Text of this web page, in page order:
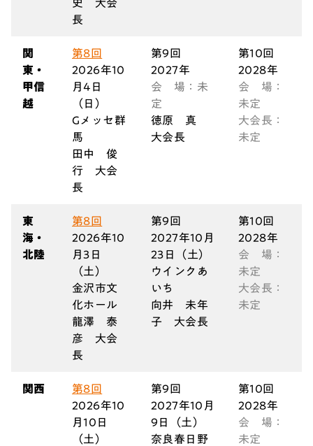
史
大会
長
関
東・
甲信
越
第8回
2026年10
月4日
（日）
Gメッセ群
馬
田中
俊
行
大会
長
第9回
2027年
会 場：未
定
徳原
真
大会長
第10回
2028年
会 場：
未定
大会長：
未定
東
海・
北陸
第8回
2026年10
月3日
（土）
金沢市文
化ホール
龍澤
泰
彦
大会
長
第9回
2027年10月
23日（土）
ウインクあ
いち
向井
未年
子
大会長
第10回
2028年
会 場：
未定
大会長：
未定
関西
第8回
2026年10
月10日
（土）
第9回
2027年10月
9日
（土）
奈良春日野
第10回
2028年
会 場：
未定